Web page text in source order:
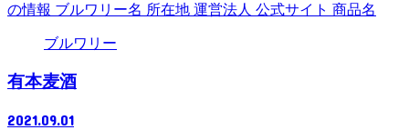
の情報 ブルワリー名 所在地 運営法人 公式サイト 商品名
ブルワリー
有本麦酒
2021.09.01